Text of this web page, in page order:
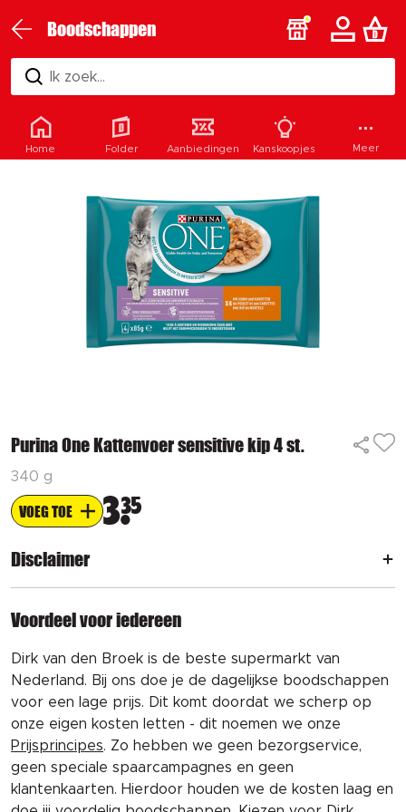
Boodschappen
Ik zoek...
Purina One Kattenvoer sensitive kip 4 st.
340 g
VOEG TOE 335
Disclaimer
Voordeel voor iedereen
Dirk van den Broek is de beste supermarkt van
Nederland. Bij ons doe je de dagelijkse boodschappen
voor een lage prijs. Dit komt doordat we scherp op
onze eigen kosten letten - dit noemen we onze
Prijsprincipes. Zo hebben we geen bezorgservice,
geen speciale spaarcampagnes en geen
klantenkaarten. Hierdoor houden we de kosten laag en
Home Folder Aanbiedingen Kanskoopjes Meer